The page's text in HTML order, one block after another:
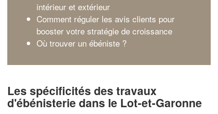
intérieur et extérieur
Comment réguler les avis clients pour
booster votre stratégie de croissance
Où trouver un ébéniste ?
Les spécificités des travaux
d'ébénisterie dans le Lot-et-Garonne